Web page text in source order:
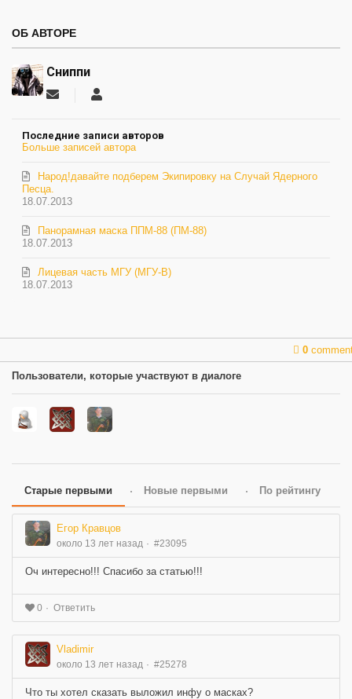
ОБ АВТОРЕ
Сниппи
Подписаться
автора
Последние записи авторов
Больше записей автора
18.07.2013
Народ!давайте подберем Экипировку на Случай Ядерного
Песца.
18.07.2013
Панорамная маска ППМ-88 (ПМ-88)
18.07.2013
Лицевая часть МГУ (МГУ-В)
0
Пользователи, которые участвуют в диалоге
Старые первыми Новые первыми По рейтингу
Егор Кравцов
около 13 лет назад #23095
Оч интересно!!! Спасибо за статью!!!
0 Ответить
Vladimir
около 13 лет назад #25278
Что ты хотел сказать выложил инфу о масках?